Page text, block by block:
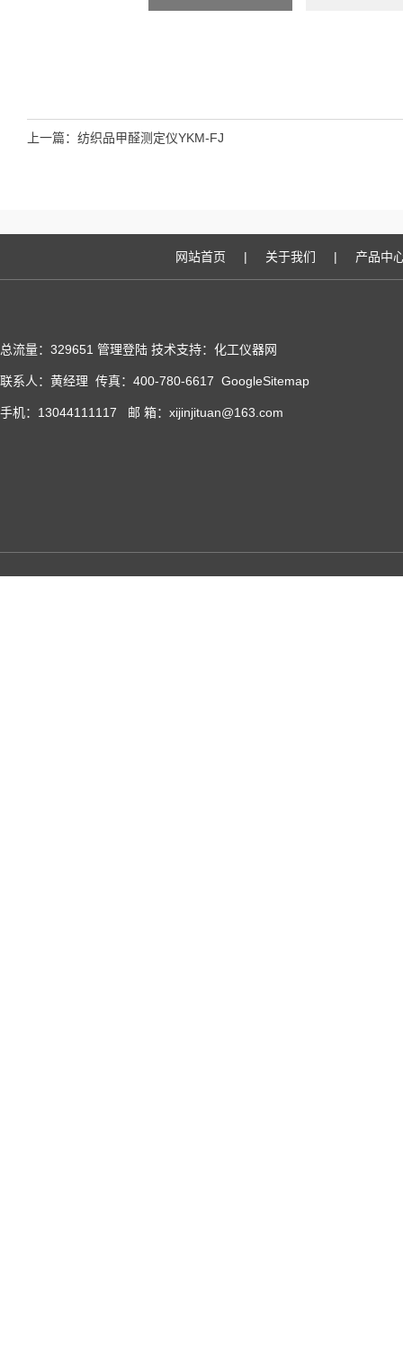
上一篇： 纺织品甲醛测定仪YKM-FJ
网站首页 | 关于我们 | 产品中
总流量：329651 管理登陆 技术支持：化工仪器网
联系人：黄经理 传真：400-780-6617 GoogleSitemap
手机：13044111117 邮 箱：xijinjituan@163.com